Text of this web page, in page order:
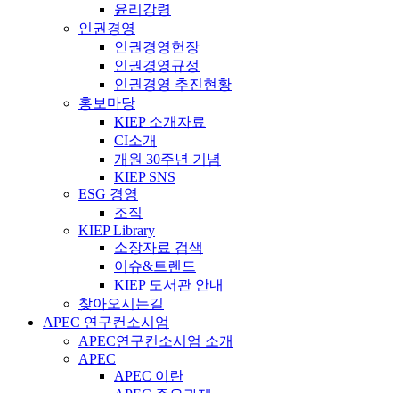
윤리강령
인권경영
인권경영헌장
인권경영규정
인권경영 추진현황
홍보마당
KIEP 소개자료
CI소개
개원 30주년 기념
KIEP SNS
ESG 경영
조직
KIEP Library
소장자료 검색
이슈&트렌드
KIEP 도서관 안내
찾아오시는길
APEC 연구컨소시엄
APEC연구컨소시엄 소개
APEC
APEC 이란